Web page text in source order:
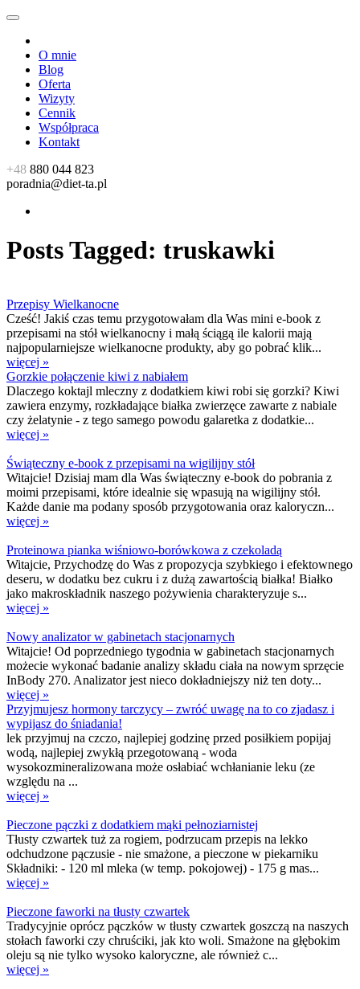
O mnie
Blog
Oferta
Wizyty
Cennik
Współpraca
Kontakt
+48 880 044 823
poradnia@diet-ta.pl
Posts Tagged: truskawki
Przepisy Wielkanocne
Cześć! Jakiś czas temu przygotowałam dla Was mini e-book z
przepisami na stół wielkanocny i małą ściągą ile kalorii mają
najpopularniejsze wielkanocne produkty, aby go pobrać klik...
więcej »
Gorzkie połączenie kiwi z nabiałem
Dlaczego koktajl mleczny z dodatkiem kiwi robi się gorzki? Kiwi
zawiera enzymy, rozkładające białka zwierzęce zawarte z nabiale
czy żelatynie - z tego samego powodu galaretka z dodatkie...
więcej »
Świąteczny e-book z przepisami na wigilijny stół
Witajcie! Dzisiaj mam dla Was świąteczny e-book do pobrania z
moimi przepisami, które idealnie się wpasują na wigilijny stół.
Każde danie ma podany sposób przygotowania oraz kaloryczn...
więcej »
Proteinowa pianka wiśniowo-borówkowa z czekoladą
Witajcie, Przychodzę do Was z propozycja szybkiego i efektownego
deseru, w dodatku bez cukru i z dużą zawartością białka! Białko
jako makroskładnik naszego pożywienia charakteryzuje s...
więcej »
Nowy analizator w gabinetach stacjonarnych
Witajcie! Od poprzedniego tygodnia w gabinetach stacjonarnych
możecie wykonać badanie analizy składu ciała na nowym sprzęcie
InBody 270. Analizator jest nieco dokładniejszy niż ten doty...
więcej »
Przyjmujesz hormony tarczycy – zwróć uwagę na to co zjadasz i
wypijasz do śniadania!
lek przyjmuj na czczo, najlepiej godzinę przed posiłkiem popijaj
wodą, najlepiej zwykłą przegotowaną - woda
wysokozmineralizowana może osłabiać wchłanianie leku (ze
względu na ...
więcej »
Pieczone pączki z dodatkiem mąki pełnoziarnistej
Tłusty czwartek tuż za rogiem, podrzucam przepis na lekko
odchudzone pączusie - nie smażone, a pieczone w piekarniku
Składniki: - 120 ml mleka (w temp. pokojowej) - 175 g mas...
więcej »
Pieczone faworki na tłusty czwartek
Tradycyjnie oprócz pączków w tłusty czwartek goszczą na naszych
stołach faworki czy chruściki, jak kto woli. Smażone na głębokim
oleju są nie tylko wysoko kaloryczne, ale również c...
więcej »